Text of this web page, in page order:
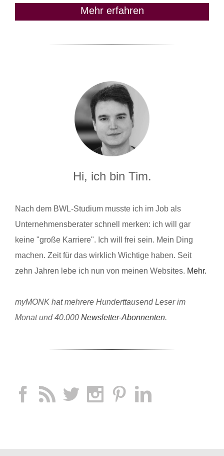
Mehr erfahren
Hi, ich bin Tim.
Nach dem BWL-Studium musste ich im Job als
Unternehmensberater schnell merken: ich will gar
keine "große Karriere". Ich will frei sein. Mein Ding
machen. Zeit für das wirklich Wichtige haben. Seit
zehn Jahren lebe ich nun von meinen Websites. Mehr.
myMONK hat mehrere Hunderttausend Leser im
Monat und 40.000 Newsletter-Abonnenten.